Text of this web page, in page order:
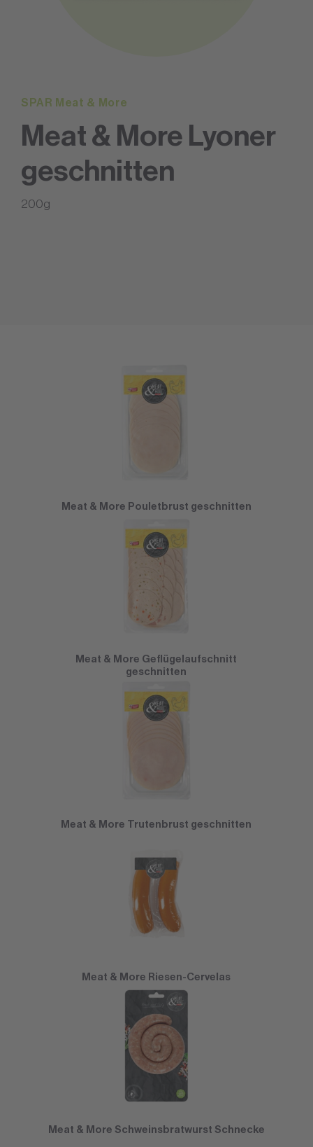
SPAR Meat & More
Meat & More Lyoner
geschnitten
200g
Meat & More Pouletbrust geschnitten
Meat & More Geflügelaufschnitt
geschnitten
Meat & More Trutenbrust geschnitten
Meat & More Riesen-Cervelas
Meat & More Schweinsbratwurst Schnecke